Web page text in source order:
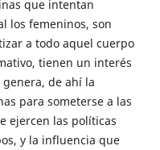
que intentan
los femeninos, son
a todo aquel cuerpo
tienen un interés
de ahí la
para someterse a las
ejercen las políticas
y la influencia que